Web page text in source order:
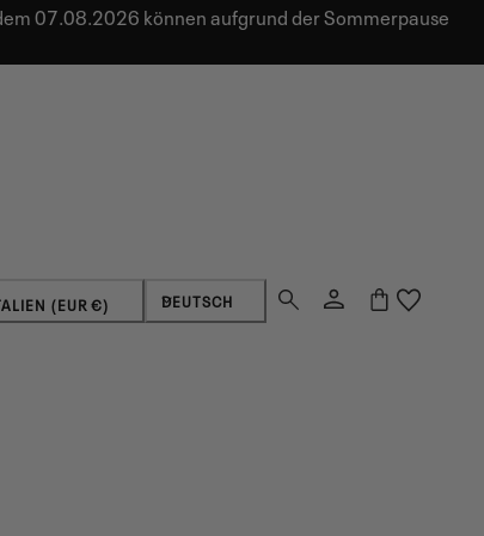
07.08.2026 können aufgrund der Sommerpause
(EUR €) Sprache
DEUTSCH EinloggenWarenkorb